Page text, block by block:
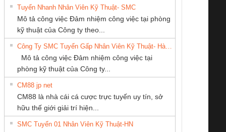
Le An Toàn
Contact
– PSR-
SCP-
FSP/2X1/1X2
sát chuỗi
tấm pin
16I+
Bộ giám sát chuỗi
tấm pin
TRANSCLINIC 16I+
1K5 L (2433950000)
Bộ giám sát dòng
TRANSCLINIC 16I+
(2008130000)
Bộ chỉnh lưu nguồn
điện TRANSCLINIC
BKE 1K5.4
Nẹp nhôm chống
trơn Đà Nẵng
CÔNG TY TNHH
KỸ THUẬT KTECH
VIỆT NAM
CÔNG TY TNHH
THIẾT BỊ CÔNG
NGHIỆP NIHON
SETSUBI VIỆT
NAM
Cty TNHH TM QC
Công Ty TNHH
Thiết Bị Điện Nam
Quốc Thịnh
MEKONG MARINE
SUPPLY
THƯƠNG MẠI
Tuyển Nhanh Nhân Viên Kỹ Thuật- SMC
Mô tả công việc Đảm nhiệm công việc tại phòng
kỹ thuật của Công ty theo...
Mô tả công việc Đảm nhiệm công việc tại
phòng kỹ thuật của Công ty...
CM88 jp net
CM88 là nhà cái cá cược trực tuyến uy tín, sở
hữu thế giới giải trí hiện...
SMC Tuyển 01 Nhân Viên Kỹ Thuật-HN